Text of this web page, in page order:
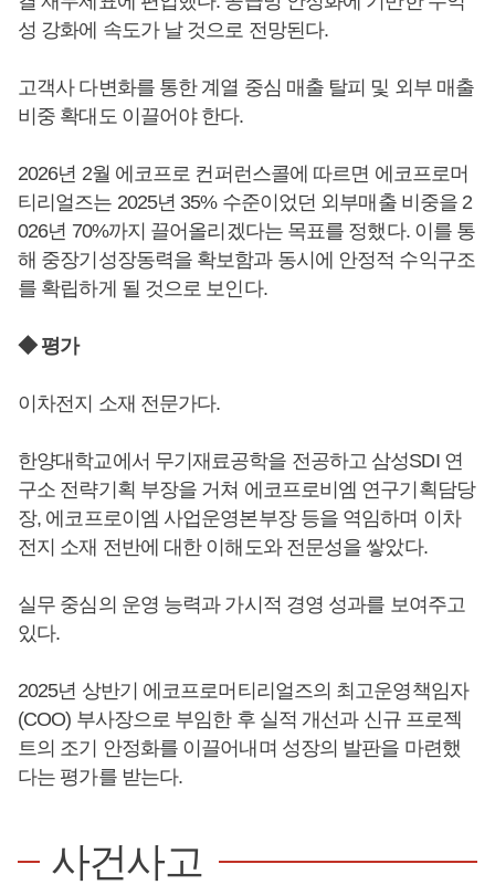
성 강화에 속도가 날 것으로 전망된다.
고객사 다변화를 통한 계열 중심 매출 탈피 및 외부 매출
비중 확대도 이끌어야 한다.
2026년 2월 에코프로 컨퍼런스콜에 따르면 에코프로머
티리얼즈는 2025년 35% 수준이었던 외부매출 비중을 2
026년 70%까지 끌어올리겠다는 목표를 정했다. 이를 통
해 중장기성장동력을 확보함과 동시에 안정적 수익구조
를 확립하게 될 것으로 보인다.
◆ 평가
이차전지 소재 전문가다.
한양대학교에서 무기재료공학을 전공하고 삼성SDI 연
구소 전략기획 부장을 거쳐 에코프로비엠 연구기획담당
장, 에코프로이엠 사업운영본부장 등을 역임하며 이차
전지 소재 전반에 대한 이해도와 전문성을 쌓았다.
실무 중심의 운영 능력과 가시적 경영 성과를 보여주고
있다.
2025년 상반기 에코프로머티리얼즈의 최고운영책임자
(COO) 부사장으로 부임한 후 실적 개선과 신규 프로젝
트의 조기 안정화를 이끌어내며 성장의 발판을 마련했
다는 평가를 받는다.
사건사고